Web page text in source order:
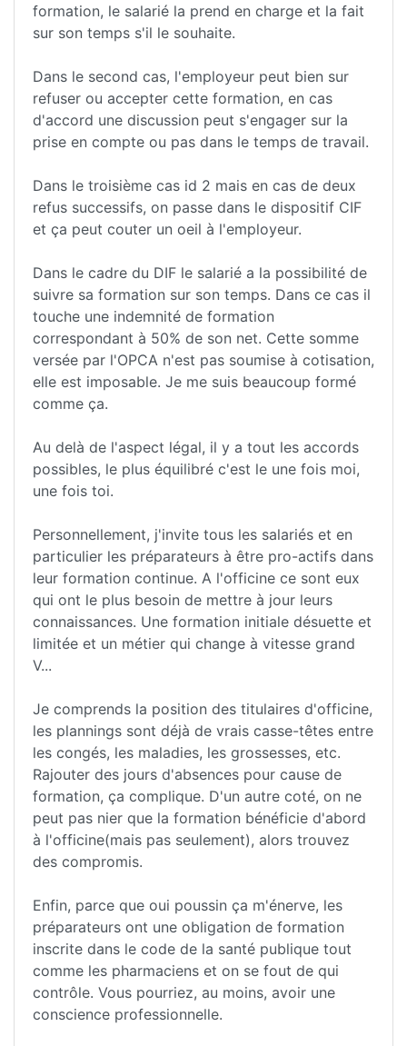
formation, le salarié la prend en charge et la fait
sur son temps s'il le souhaite.
Dans le second cas, l'employeur peut bien sur
refuser ou accepter cette formation, en cas
d'accord une discussion peut s'engager sur la
prise en compte ou pas dans le temps de travail.
Dans le troisième cas id 2 mais en cas de deux
refus successifs, on passe dans le dispositif CIF
et ça peut couter un oeil à l'employeur.
Dans le cadre du DIF le salarié a la possibilité de
suivre sa formation sur son temps. Dans ce cas il
touche une indemnité de formation
correspondant à 50% de son net. Cette somme
versée par l'OPCA n'est pas soumise à cotisation,
elle est imposable. Je me suis beaucoup formé
comme ça.
Au delà de l'aspect légal, il y a tout les accords
possibles, le plus équilibré c'est le une fois moi,
une fois toi.
Personnellement, j'invite tous les salariés et en
particulier les préparateurs à être pro-actifs dans
leur formation continue. A l'officine ce sont eux
qui ont le plus besoin de mettre à jour leurs
connaissances. Une formation initiale désuette et
limitée et un métier qui change à vitesse grand
V...
Je comprends la position des titulaires d'officine,
les plannings sont déjà de vrais casse-têtes entre
les congés, les maladies, les grossesses, etc.
Rajouter des jours d'absences pour cause de
formation, ça complique. D'un autre coté, on ne
peut pas nier que la formation bénéficie d'abord
à l'officine(mais pas seulement), alors trouvez
des compromis.
Enfin, parce que oui poussin ça m'énerve, les
préparateurs ont une obligation de formation
inscrite dans le code de la santé publique tout
comme les pharmaciens et on se fout de qui
contrôle. Vous pourriez, au moins, avoir une
conscience professionnelle.